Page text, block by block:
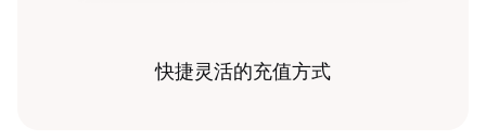
快捷灵活的充值方式